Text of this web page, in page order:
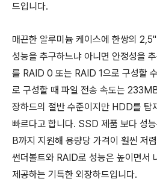
드입니다.
매끈한 알루미늄 케이스에 한쌍의
성능을 추구하느냐 아니면 안정성을
를 RAID 0 또는 RAID 1으로 구성할
로 구성할 때 파일 전송 속도는
장하드의 절반 수준이지만 HDD를 탑
빠르다고 합니다. SSD 제품 보다 성
B까지 지원해 용량당 가격이 훨씬 저
썬더볼트와 RAID로 성능은 높이면서
제공하는 기특한 외장하드입니다.